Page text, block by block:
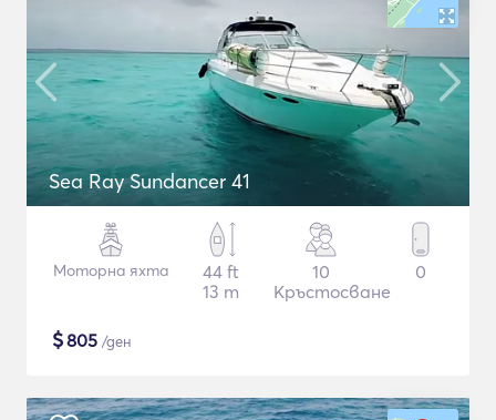
Sea Ray Sundancer 41
Моторна яхта
44 ft
13 m
10
Кръстосване
0
$805 /ден